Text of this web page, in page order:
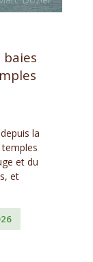
la
temples
et du
et